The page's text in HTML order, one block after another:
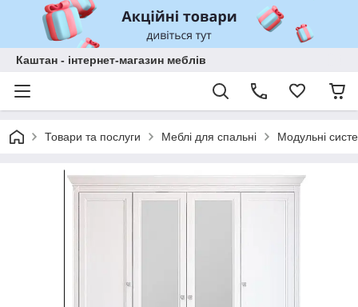
Каштан - інтернет-магазин меблів
Товари та послуги Меблі для спальні Модульні